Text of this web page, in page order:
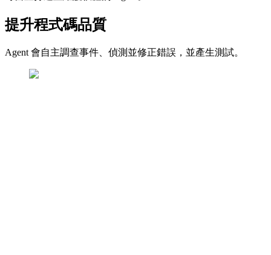
提升程式碼品質
Agent 會自主調查事件、偵測並修正錯誤，並產生測試。